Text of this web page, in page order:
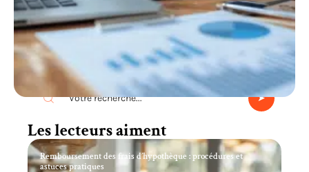
Recherche
Les lecteurs aiment
Remboursement des frais d’hypothèque : procédures et
astuces pratiques